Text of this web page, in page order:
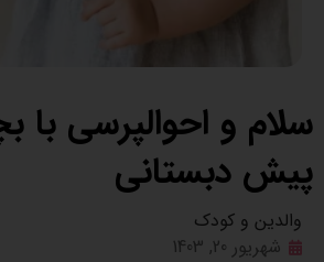
سلام و احوالپرسی با
پیش‌ دبستانی
والدین و کودک
شهریور 20, 1403